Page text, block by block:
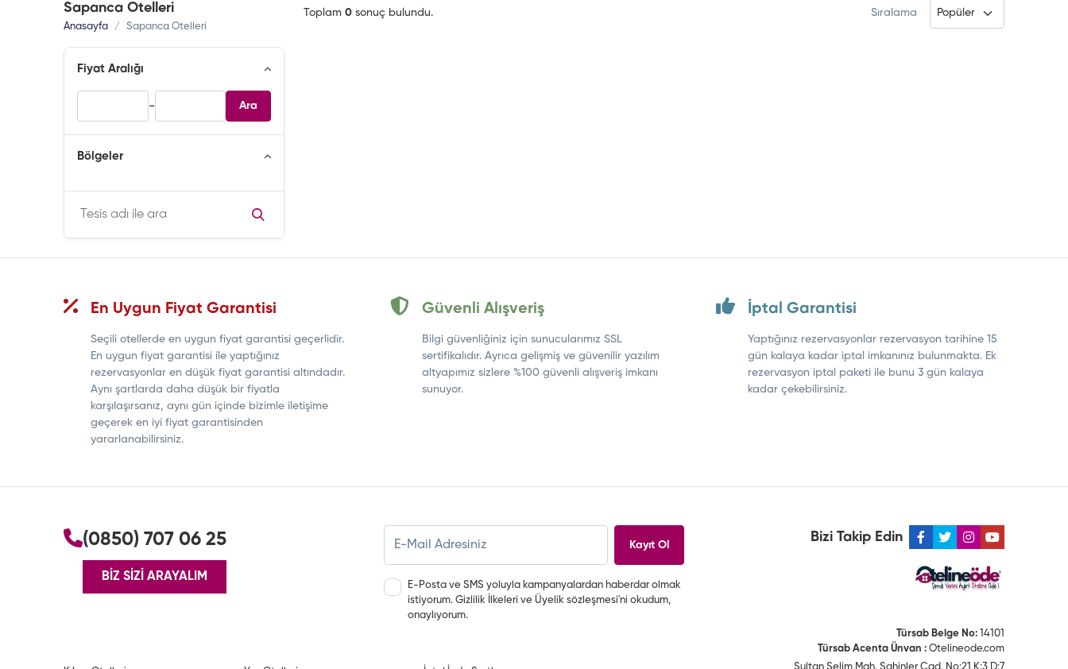
Sapanca Otelleri
Anasayfa Sapanca Otelleri
Fiyat Aralığı
- Ara
Bölgeler
Toplam 0 sonuç bulundu. Sıralama
En Uygun Fiyat Garantisi
Seçili otellerde en uygun fiyat garantisi geçerlidir.
En uygun fiyat garantisi ile yaptığınız
rezervasyonlar en düşük fiyat garantisi altındadır.
Aynı şartlarda daha düşük bir fiyatla
karşılaşırsanız, aynı gün içinde bizimle iletişime
geçerek en iyi fiyat garantisinden
yararlanabilirsiniz.
Güvenli Alışveriş
Bilgi güvenliğiniz için sunucularımız SSL
sertifikalıdır. Ayrıca gelişmiş ve güvenilir yazılım
altyapımız sizlere %100 güvenli alışveriş imkanı
sunuyor.
İptal Garantisi
Yaptığınız rezervasyonlar rezervasyon tarihine 15
gün kalaya kadar iptal imkanınız bulunmakta. Ek
rezervasyon iptal paketi ile bunu 3 gün kalaya
kadar çekebilirsiniz.
(0850) 707 06 25
BİZ SİZİ ARAYALIM
Kayıt Ol
E-Posta ve SMS yoluyla kampanyalardan haberdar olmak
istiyorum.Gizlilik İlkeleri veÜyelik sözleşmesi'ni okudum,
onaylıyorum.
Bizi Takip Edin
Türsab Belge No: 14101
Türsab Acenta Ünvan : Otelineode.com